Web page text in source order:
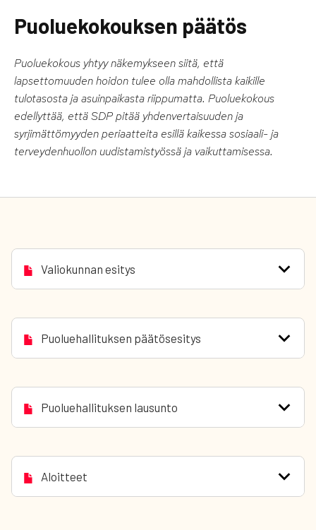
Puoluekokouksen päätös
Puoluekokous yhtyy näkemykseen siitä, että
lapsettomuuden hoidon tulee olla mahdollista kaikille
tulotasosta ja asuinpaikasta riippumatta. Puoluekokous
edellyttää, että SDP pitää yhdenvertaisuuden ja
syrjimättömyyden periaatteita esillä kaikessa sosiaali- ja
terveydenhuollon uudistamistyössä ja vaikuttamisessa.
Valiokunnan esitys
Puoluehallituksen päätösesitys
Puoluehallituksen lausunto
Aloitteet